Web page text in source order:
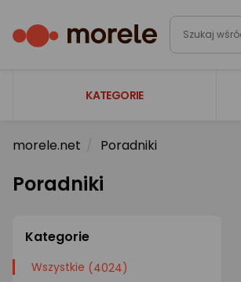
KATEGORIE
Laptopy
Komputery
Gaming
Smartfony i smartwatche
morele.net Poradniki
Poradniki
Kategorie
Wszystkie (4024)